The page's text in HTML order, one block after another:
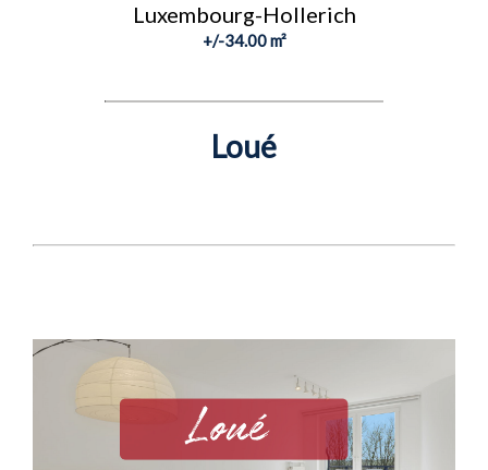
Luxembourg-Hollerich
+/-34.00 m²
Loué